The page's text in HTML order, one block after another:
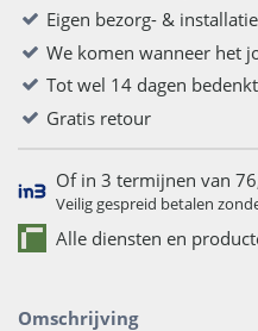
Eigen bezorg- &
We komen wanneer het
Tot wel 14 dagen
Gratis retour
Of in 3 termijnen van
Veilig gespreid betalen
Alle diensten en
Omschrijving